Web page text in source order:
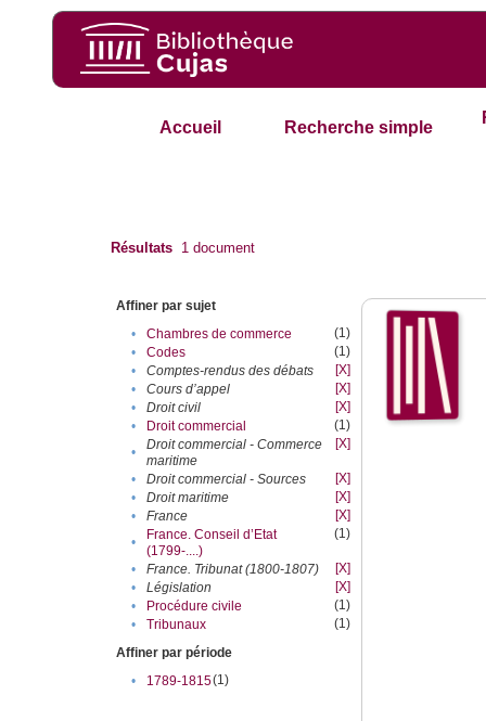
Accueil Recherche simple
Résultats 1 document
Affiner par sujet
•
Chambres de commerce
(1)
•
Codes
(1)
•
Comptes-rendus des débats
[X]
•
Cours d’appel
[X]
•
Droit civil
[X]
•
Droit commercial
(1)
•
Droit commercial - Commerce
maritime
[X]
• Droit commercial - Sources
[X]
•
Droit maritime
[X]
•
France
[X]
•
France. Conseil d’Etat
(1799-....)
(1)
• France. Tribunat (1800-1807)
[X]
•
Législation
[X]
•
Procédure civile
(1)
•
Tribunaux
(1)
Affiner par période
•
1789-1815(1)